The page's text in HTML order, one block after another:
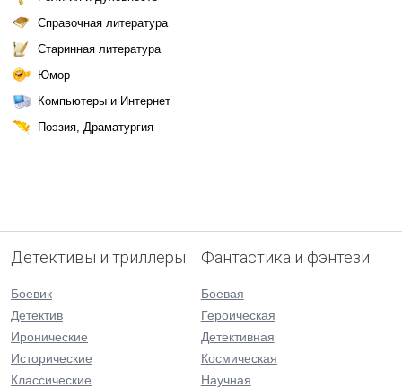
Справочная литература
Старинная литература
Юмор
Компьютеры и Интернет
Поэзия, Драматургия
Детективы и триллеры
Боевик
Детектив
Иронические
Исторические
Классические
Фантастика и фэнтези
Боевая
Героическая
Детективная
Космическая
Научная